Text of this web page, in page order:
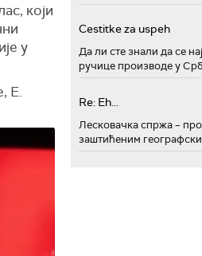
који
у
E.
Cestitke za uspeh
Да ли сте знали да се
ручице производе у
Re: Eh...
Лесковачка спржа –
заштићеним